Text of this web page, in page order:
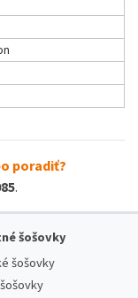
poradiť?
.
šošovky
šošovky